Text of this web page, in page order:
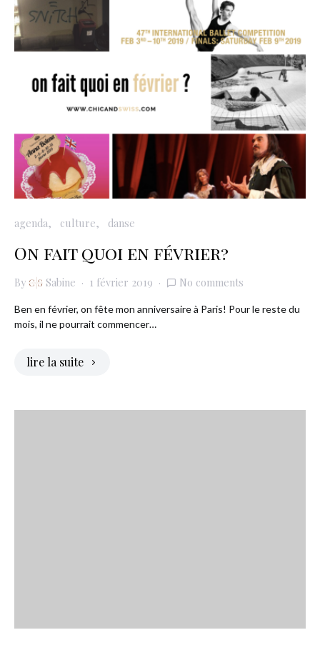
agenda culture danse
On fait quoi en février?
By Sabine 1 février 2019 No comments
Ben en février, on fête mon anniversaire à Paris! Pour le reste du
mois, il ne pourrait commencer…
lire la suite